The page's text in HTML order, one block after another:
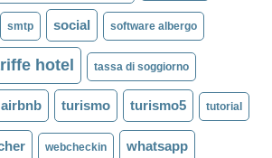
smtp social software albergo
hotel tassa di soggiorno
turismo turismo5 tutorial
webcheckin whatsapp